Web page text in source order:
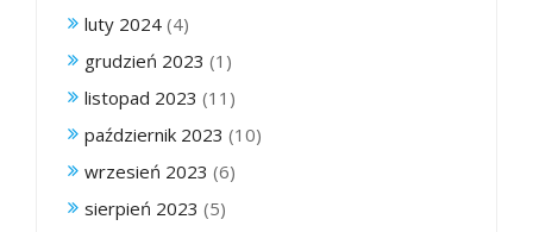
luty 2024 (4)
grudzień 2023 (1)
listopad 2023 (11)
październik 2023 (10)
wrzesień 2023 (6)
sierpień 2023 (5)